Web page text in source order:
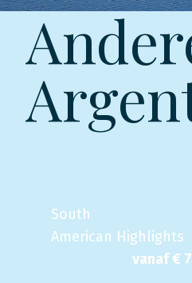
South
American Highlights
vanaf €